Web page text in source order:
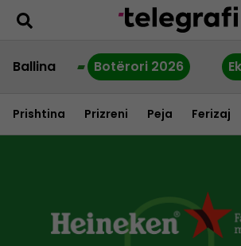
Ballina Botërori 2026
Prishtina Prizreni Peja Ferizaj